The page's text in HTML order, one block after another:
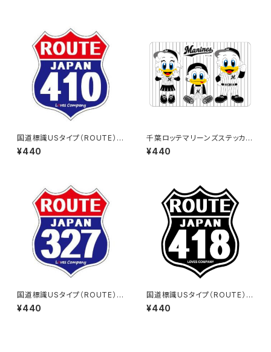
国道標識USタイプ（ROUTE）ス
テッカー 410号線
¥440
千葉ロッテマリーンズステッカー
10
¥440
国道標識USタイプ（ROUTE）ス
テッカー 327号線
¥440
国道標識USタイプ（ROUTE）ス
テッカー 418号線（ブラック）
¥440